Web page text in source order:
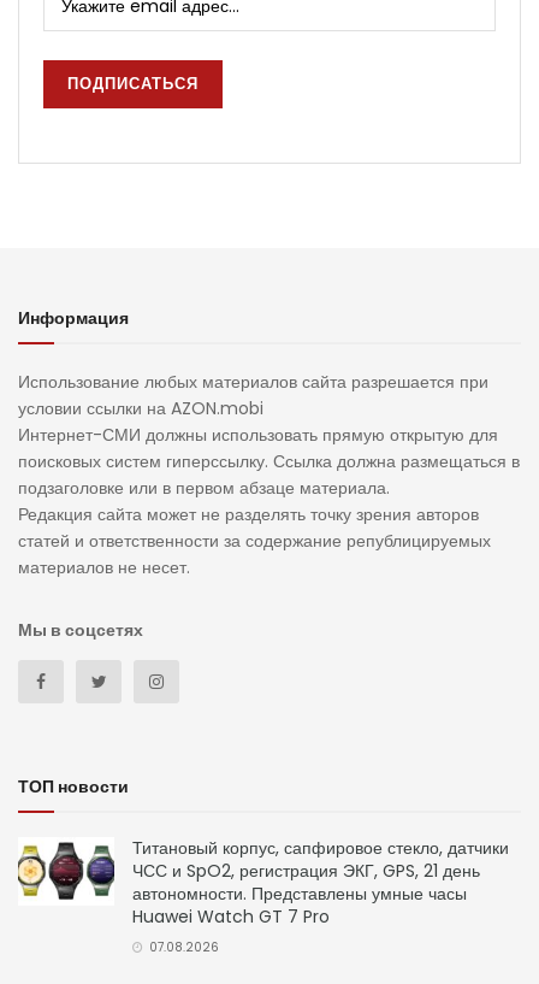
Информация
Использование любых материалов сайта разрешается при
условии ссылки на AZON.mobi
Интернет-СМИ должны использовать прямую открытую для
поисковых систем гиперссылку. Ссылка должна размещаться в
подзаголовке или в первом абзаце материала.
Редакция сайта может не разделять точку зрения авторов
статей и ответственности за содержание републицируемых
материалов не несет.
Мы в соцсетях
ТОП новости
Титановый корпус, сапфировое стекло, датчики
ЧСС и SpO2, регистрация ЭКГ, GPS, 21 день
автономности. Представлены умные часы
Huawei Watch GT 7 Pro
07.08.2026